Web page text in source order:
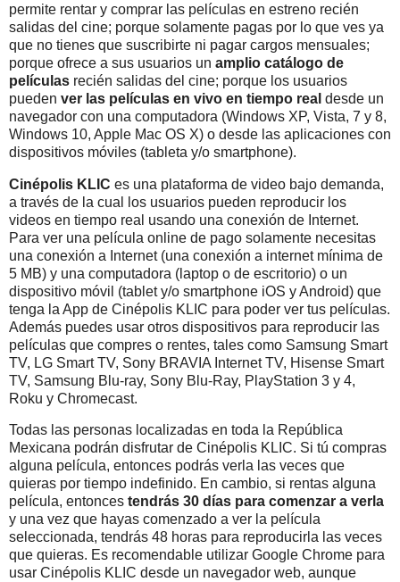
permite rentar y comprar las películas en estreno recién
salidas del cine; porque solamente pagas por lo que ves ya
que no tienes que suscribirte ni pagar cargos mensuales;
porque ofrece a sus usuarios un amplio catálogo de
películas recién salidas del cine; porque los usuarios
pueden ver las películas en vivo en tiempo real desde un
navegador con una computadora (Windows XP, Vista, 7 y 8,
Windows 10, Apple Mac OS X) o desde las aplicaciones con
dispositivos móviles (tableta y/o smartphone).
Cinépolis KLIC es una plataforma de video bajo demanda,
a través de la cual los usuarios pueden reproducir los
videos en tiempo real usando una conexión de Internet.
Para ver una película online de pago solamente necesitas
una conexión a Internet (una conexión a internet mínima de
5 MB) y una computadora (laptop o de escritorio) o un
dispositivo móvil (tablet y/o smartphone iOS y Android) que
tenga la App de Cinépolis KLIC para poder ver tus películas.
Además puedes usar otros dispositivos para reproducir las
películas que compres o rentes, tales como Samsung Smart
TV, LG Smart TV, Sony BRAVIA Internet TV, Hisense Smart
TV, Samsung Blu-ray, Sony Blu-Ray, PlayStation 3 y 4,
Roku y Chromecast.
Todas las personas localizadas en toda la República
Mexicana podrán disfrutar de Cinépolis KLIC. Si tú compras
alguna película, entonces podrás verla las veces que
quieras por tiempo indefinido. En cambio, si rentas alguna
película, entonces tendrás 30 días para comenzar a verla
y una vez que hayas comenzado a ver la película
seleccionada, tendrás 48 horas para reproducirla las veces
que quieras. Es recomendable utilizar Google Chrome para
usar Cinépolis KLIC desde un navegador web, aunque